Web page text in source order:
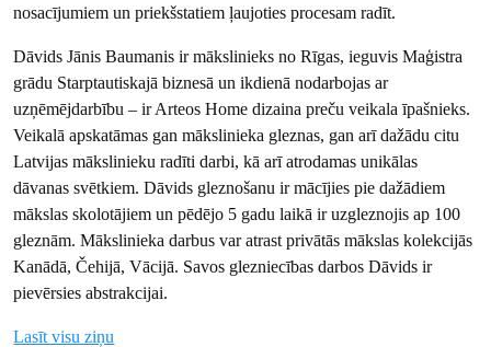
nosacījumiem un priekšstatiem ļaujoties procesam radīt.
Dāvids Jānis Baumanis ir mākslinieks no Rīgas, ieguvis Maģistra
grādu Starptautiskajā biznesā un ikdienā nodarbojas ar
uzņēmējdarbību – ir Arteos Home dizaina preču veikala īpašnieks.
Veikalā apskatāmas gan mākslinieka gleznas, gan arī dažādu citu
Latvijas mākslinieku radīti darbi, kā arī atrodamas unikālas
dāvanas svētkiem. Dāvids gleznošanu ir mācījies pie dažādiem
mākslas skolotājiem un pēdējo 5 gadu laikā ir uzgleznojis ap 100
gleznām. Mākslinieka darbus var atrast privātās mākslas kolekcijās
Kanādā, Čehijā, Vācijā. Savos glezniecības darbos Dāvids ir
pievērsies abstrakcijai.
Lasīt visu ziņu